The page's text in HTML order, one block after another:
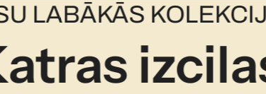
LABĀKĀS
izcilas